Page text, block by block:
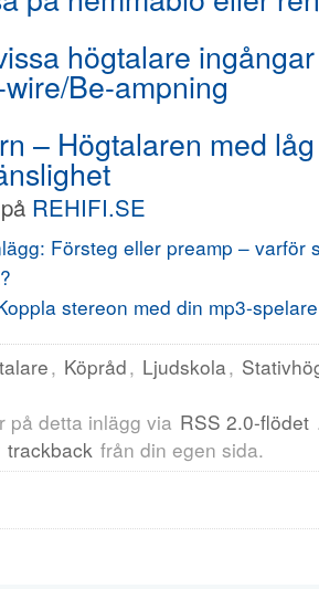
högtalare
Be-ampning
– Högtalaren med
REHIFI.SE
Försteg eller preamp – varför
stereon med din mp3-
, Köpråd, Ljudskola,
på detta inlägg via RSS 2.0-flödet
trackback från din egen sida.